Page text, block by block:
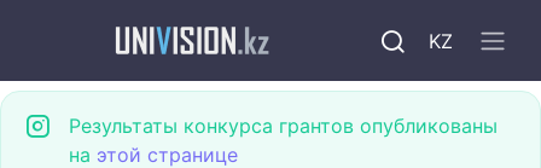
KZ
Результаты конкурса грантов опубликованы
на этой странице